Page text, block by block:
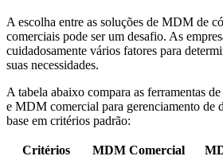
A escolha entre as soluções de MDM de
comerciais pode ser um desafio. As
cuidadosamente vários fatores para
suas necessidades.
A tabela abaixo compara as ferramentas
e MDM comercial para gerenciamento de
base em critérios padrão:
Critérios MDM Comercial